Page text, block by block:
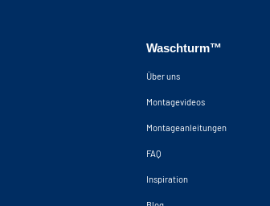
Waschturm™
Über uns
Montagevideos
Montageanleitungen
FAQ
Inspiration